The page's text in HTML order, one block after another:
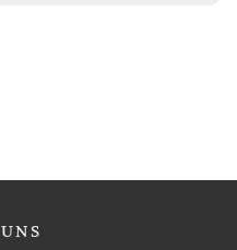
UNS